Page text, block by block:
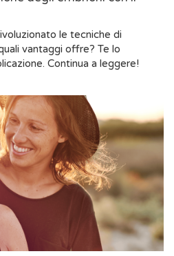
le tecniche di
vantaggi offre? Te lo
Continua a leggere!